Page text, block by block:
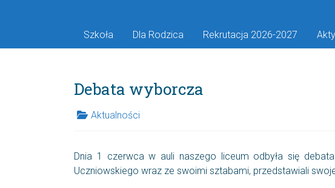
Szkoła Dla Rodzica Rekrutacja 2026-2027
Debata wyborcza
Aktualności
Dnia 1 czerwca w auli naszego liceum odbyła się
Uczniowskiego wraz ze swoimi sztabami, przedstawiali